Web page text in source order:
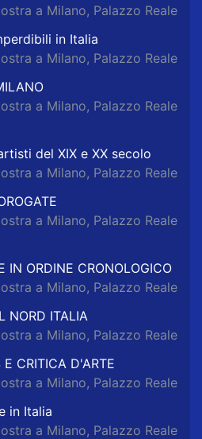
a Milano, Palazzo Reale
in Italia
a Milano, Palazzo Reale
a Milano, Palazzo Reale
del XIX e XX secolo
a Milano, Palazzo Reale
a Milano, Palazzo Reale
IN ORDINE CRONOLOGICO
a Milano, Palazzo Reale
NORD ITALIA
a Milano, Palazzo Reale
CRITICA D'ARTE
a Milano, Palazzo Reale
in Italia
a Milano, Palazzo Reale